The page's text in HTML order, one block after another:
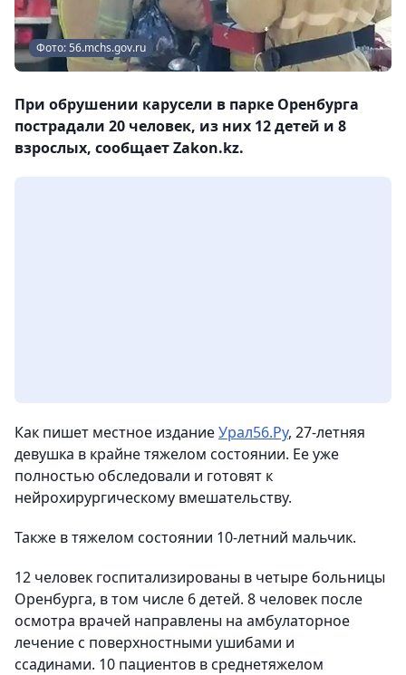
Фото: 56.mchs.gov.ru
При обрушении карусели в парке Оренбурга
пострадали 20 человек, из них 12 детей и 8
взрослых, сообщает Zakon.kz.
Как пишет местное изданиеУрал56.Ру, 27-летняя
девушка в крайне тяжелом состоянии. Ее уже
полностью обследовали и готовят к
нейрохирургическому вмешательству.
Также в тяжелом состоянии 10-летний мальчик.
12 человек госпитализированы в четыре больницы
Оренбурга, в том числе 6 детей. 8 человек после
осмотра врачей направлены на амбулаторное
лечение с поверхностными ушибами и
ссадинами. 10 пациентов в среднетяжелом